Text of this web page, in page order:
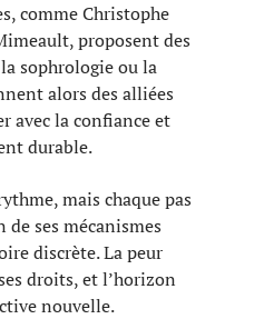
comme Christophe
proposent des
sophrologie ou la
alors des alliées
avec la confiance et
durable.
mais chaque pas
ses mécanismes
discrète. La peur
droits, et l’horizon
nouvelle.